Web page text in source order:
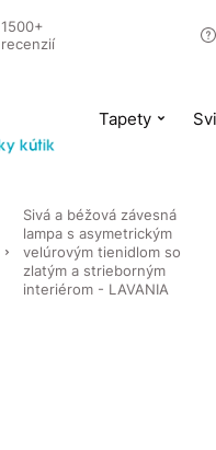
1500+
recenzií
Tapety
Sivá a béžová závesná
lampa s asymetrickým
velúrovým tienidlom so
zlatým a strieborným
interiérom - LAVANIA